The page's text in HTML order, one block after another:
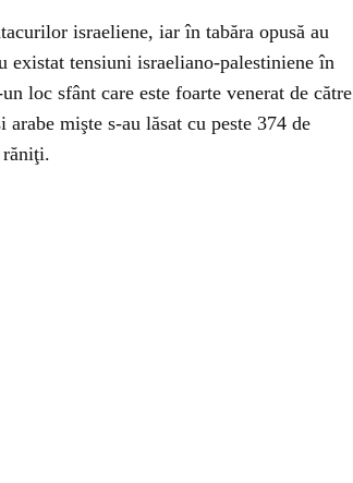
israeliene, iar în tabăra opusă au
existat tensiuni israeliano-palestiniene în
loc sfânt care este foarte venerat de către
mişte s-au lăsat cu peste 374 de
răniţi.